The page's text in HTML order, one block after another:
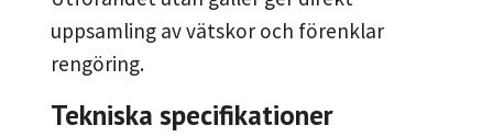
uppsamling av vätskor och förenklar
rengöring.
Tekniska specifikationer